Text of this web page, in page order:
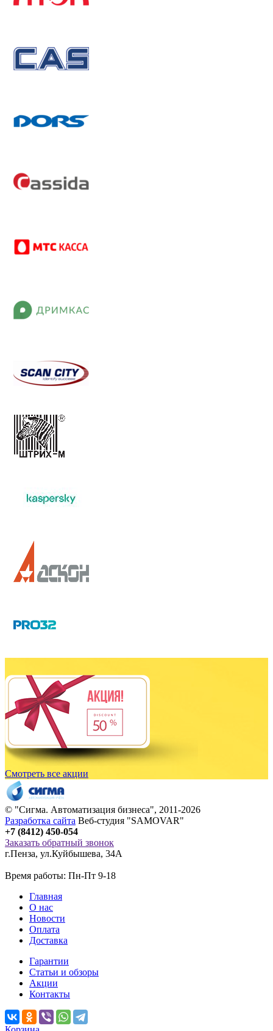
Смотреть все акции
© "Сигма. Автоматизация бизнеса", 2011-2026
Разработка сайта Веб-студия "SAMOVAR"
+7 (8412) 450-054
Заказать обратный звонок
г.Пенза, ул.Куйбышева, 34А
Время работы: Пн-Пт 9-18
Главная
О нас
Новости
Оплата
Доставка
Гарантии
Статьи и обзоры
Акции
Контакты